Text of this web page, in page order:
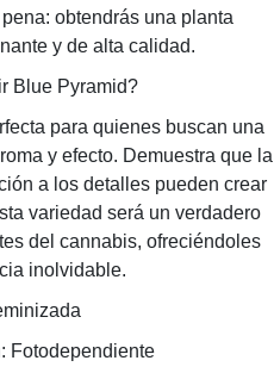
obtendrás una planta
y de alta calidad.
Blue Pyramid?
para quienes buscan una
y efecto. Demuestra que la
a los detalles pueden crear
variedad será un verdadero
del cannabis, ofreciéndoles
inolvidable.
Fotodependiente